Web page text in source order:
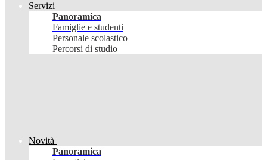
Servizi
Panoramica
Famiglie e studenti
Personale scolastico
Percorsi di studio
Novità
Panoramica